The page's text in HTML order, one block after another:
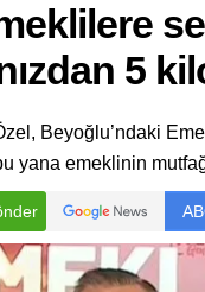
5
Beyoğlu’ndaki
yana emeklinin